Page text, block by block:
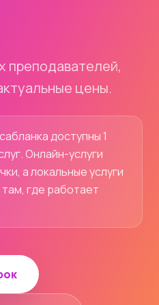
преподавателей,
цены.
доступны 1
Онлайн-услуги
а локальные услуги
где работает